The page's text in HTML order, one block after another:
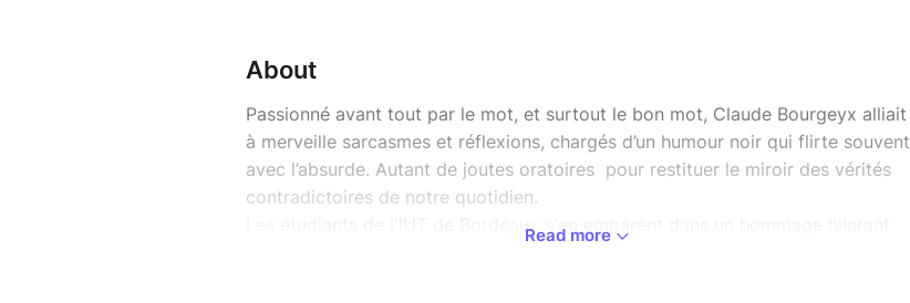
About
Passionné avant tout par le mot, et surtout le bon mot, Claude Bourgeyx alliait
à merveille sarcasmes et réflexions, chargés d’un humour noir qui flirte souvent
avec l’absurde. Autant de joutes oratoires pour restituer le miroir des vérités
contradictoires de notre quotidien.
Les étudiants de l'IUT de Bordeaux s'en emparent dans un hommage hilarant
Read more